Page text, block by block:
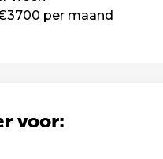
voor:
per maand